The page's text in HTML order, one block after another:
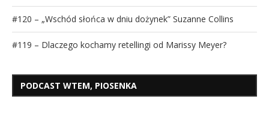
#120 – „Wschód słońca w dniu dożynek” Suzanne Collins
#119 – Dlaczego kochamy retellingi od Marissy Meyer?
PODCAST WTEM, PIOSENKA